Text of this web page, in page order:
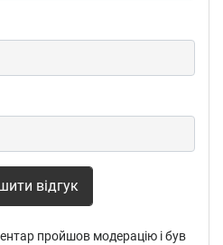
відгук
пройшов модерацію і був